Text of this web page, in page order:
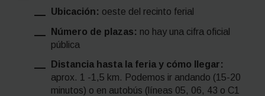
Ubicación: oeste del recinto ferial
Número de plazas: no hay una cifra oficial
pública
Distancia hasta la feria y cómo llegar:
aprox. 1 -1,5 km. Podemos ir andando (15-20
minutos) o en autobús (líneas 05, 06, 43 o C1